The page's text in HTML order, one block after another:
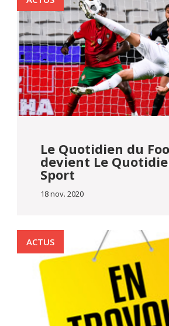
Le Quotidien du
devient Le
Sport
18 nov. 2020
ACTUS